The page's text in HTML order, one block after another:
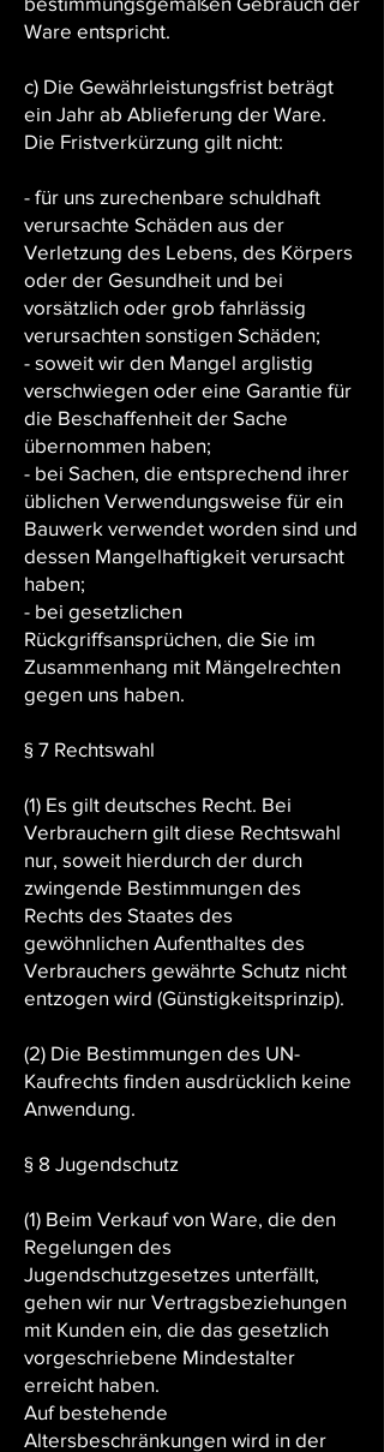
Ware entspricht.
c) Die Gewährleistungsfrist beträgt
ein Jahr ab Ablieferung der Ware.
Die Fristverkürzung gilt nicht:
- für uns zurechenbare schuldhaft
verursachte Schäden aus der
Verletzung des Lebens, des Körpers
oder der Gesundheit und bei
vorsätzlich oder grob fahrlässig
verursachten sonstigen Schäden;
- soweit wir den Mangel arglistig
verschwiegen oder eine Garantie für
die Beschaffenheit der Sache
übernommen haben;
- bei Sachen, die entsprechend ihrer
üblichen Verwendungsweise für ein
Bauwerk verwendet worden sind und
dessen Mangelhaftigkeit verursacht
haben;
- bei gesetzlichen
Rückgriffsansprüchen, die Sie im
Zusammenhang mit Mängelrechten
gegen uns haben.
§ 7 Rechtswahl
(1) Es gilt deutsches Recht. Bei
Verbrauchern gilt diese Rechtswahl
nur, soweit hierdurch der durch
zwingende Bestimmungen des
Rechts des Staates des
gewöhnlichen Aufenthaltes des
Verbrauchers gewährte Schutz nicht
entzogen wird (Günstigkeitsprinzip).
(2) Die Bestimmungen des UN-
Kaufrechts finden ausdrücklich keine
Anwendung.
§ 8 Jugendschutz
(1) Beim Verkauf von Ware, die den
Regelungen des
Jugendschutzgesetzes unterfällt,
gehen wir nur Vertragsbeziehungen
mit Kunden ein, die das gesetzlich
vorgeschriebene Mindestalter
erreicht haben.
Auf bestehende
Altersbeschränkungen wird in der